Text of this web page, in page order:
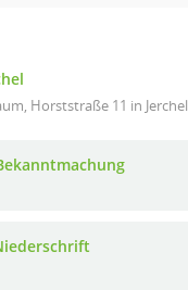
Horststraße 11 in Jerchel